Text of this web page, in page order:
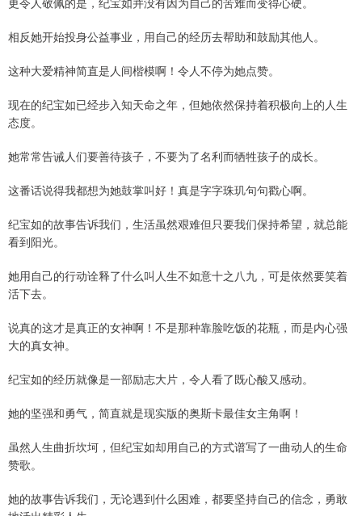
相反她开始投身公益事业，用自己的经历去帮助和鼓励其他人。
这种大爱精神简直是人间楷模啊！令人不停为她点赞。
现在的纪宝如已经步入知天命之年，但她依然保持着积极向上的人生
态度。
她常常告诫人们要善待孩子，不要为了名利而牺牲孩子的成长。
这番话说得我都想为她鼓掌叫好！真是字字珠玑句句戳心啊。
纪宝如的故事告诉我们，生活虽然艰难但只要我们保持希望，就总能
看到阳光。
她用自己的行动诠释了什么叫人生不如意十之八九，可是依然要笑着
活下去。
说真的这才是真正的女神啊！不是那种靠脸吃饭的花瓶，而是内心强
大的真女神。
纪宝如的经历就像是一部励志大片，令人看了既心酸又感动。
她的坚强和勇气，简直就是现实版的奥斯卡最佳女主角啊！
虽然人生曲折坎坷，但纪宝如却用自己的方式谱写了一曲动人的生命
赞歌。
她的故事告诉我们，无论遇到什么困难，都要坚持自己的信念，勇敢